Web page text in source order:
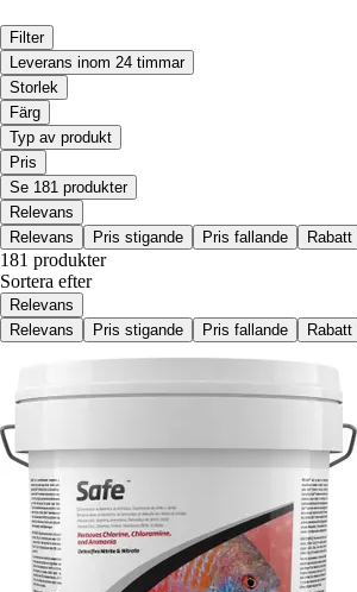
Filter
Leverans inom 24 timmar
Storlek
Färg
Typ av produkt
Pris
Se 181 produkter
Relevans
Relevans
Pris stigande Pris fallande Rabatt
181 produkter
Sortera efter
Relevans
Relevans
Pris stigande Pris fallande Rabatt